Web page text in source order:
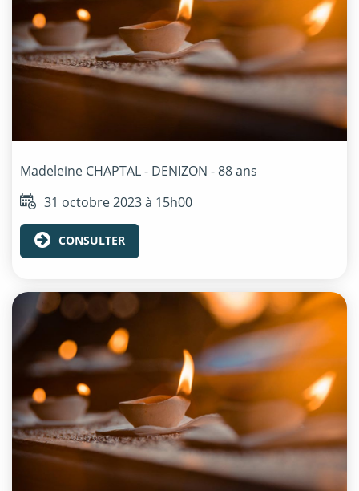
Madeleine CHAPTAL - DENIZON - 88 ans
31 octobre 2023 à 15h00
CONSULTER